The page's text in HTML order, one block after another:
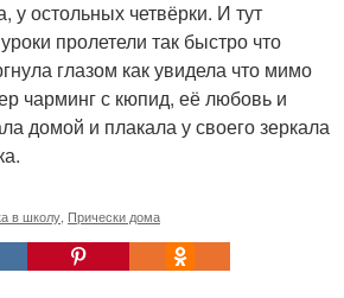
у остольных четвёрки. И тут
пролетели так быстро что
глазом как увидела что мимо
чарминг с кюпид, её любовь и
домой и плакала у своего зеркала
в школу Прически дома